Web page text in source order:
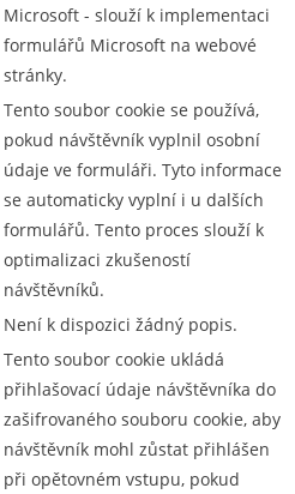
Microsoft - slouží k implementaci
formulářů Microsoft na webové
stránky.
Tento soubor cookie se používá,
pokud návštěvník vyplnil osobní
údaje ve formuláři. Tyto informace
se automaticky vyplní i u dalších
formulářů. Tento proces slouží k
optimalizaci zkušeností
návštěvníků.
Není k dispozici žádný popis.
Tento soubor cookie ukládá
přihlašovací údaje návštěvníka do
zašifrovaného souboru cookie, aby
návštěvník mohl zůstat přihlášen
při opětovném vstupu, pokud